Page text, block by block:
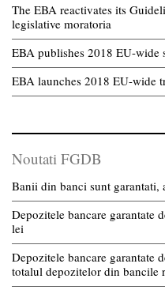
The EBA reactivates its
legislative moratoria
EBA publishes 2018 EU-wide
EBA launches 2018 EU-wide
Noutati FGDB
Banii din banci sunt garantati,
Depozitele bancare garantate
lei
Depozitele bancare garantate
totalul depozitelor din bancile